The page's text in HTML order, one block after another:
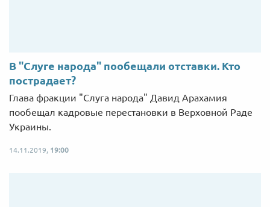
В "Слуге народа" пообещали отставки. Кто
пострадает?
Глава фракции "Слуга народа" Давид Арахамия
пообещал кадровые перестановки в Верховной Раде
Украины.
14.11.2019, 19:00